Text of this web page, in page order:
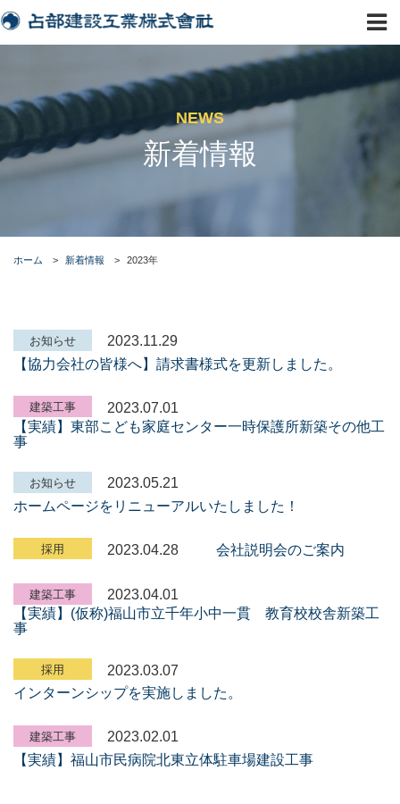
NEWS
新着情報
ホーム > 新着情報 > 2023年
お知らせ
2023.11.29
【協力会社の皆様へ】請求書様式を更新しました。
建築工事
2023.07.01
【実績】東部こども家庭センター一時保護所新築その他工
事
お知らせ
2023.05.21
ホームページをリニューアルいたしました！
採用 2023.04.28 会社説明会のご案内
建築工事
2023.04.01
【実績】(仮称)福山市立千年小中一貫 教育校校舎新築工
事
採用
2023.03.07
インターンシップを実施しました。
建築工事
2023.02.01
【実績】福山市民病院北東立体駐車場建設工事